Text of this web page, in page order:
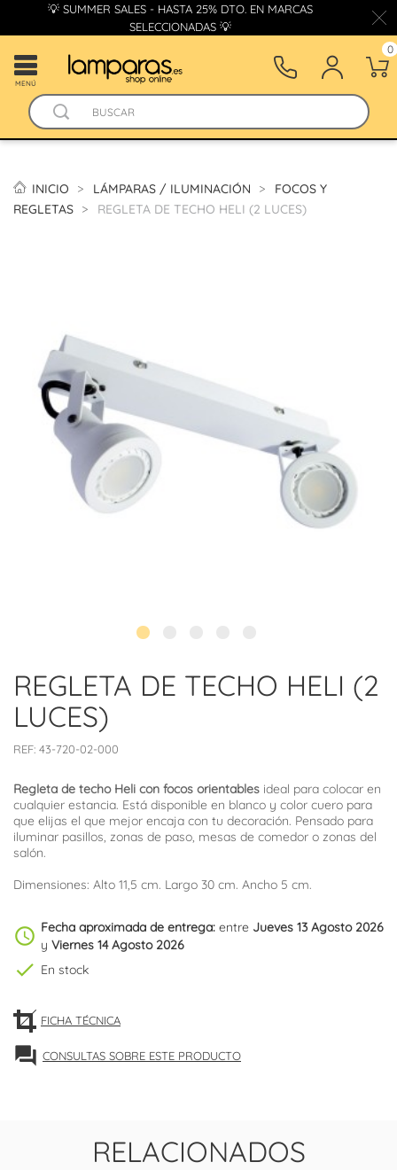
💡 SUMMER SALES - HASTA 25% DTO. EN MARCAS
SELECCIONADAS 💡
MENÚ
0
INICIO LÁMPARAS / ILUMINACIÓN
FOCOS Y
REGLETAS
REGLETA DE TECHO HELI (2 LUCES)
REGLETA DE TECHO HELI (2
LUCES)
REF: 43-720-02-000
Regleta de techo Heli con focos orientables ideal para colocar en
cualquier estancia. Está disponible en blanco y color cuero para
que elijas el que mejor encaja con tu decoración. Pensado para
iluminar pasillos, zonas de paso, mesas de comedor o zonas del
salón.
Dimensiones: Alto 11,5 cm. Largo 30 cm. Ancho 5 cm.
schedule Fecha aproximada de entrega: entre Jueves 13 Agosto 2026
y Viernes 14 Agosto 2026
check En stock
FICHA TÉCNICA
forum CONSULTAS SOBRE ESTE PRODUCTO
RELACIONADOS